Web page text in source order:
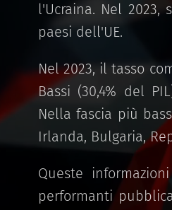
l'Ucraina. Nel
paesi dell'UE.
Nel 2023, il tasso
Bassi (30,4% del
Nella fascia più
Irlanda, Bulgaria,
Queste
performanti